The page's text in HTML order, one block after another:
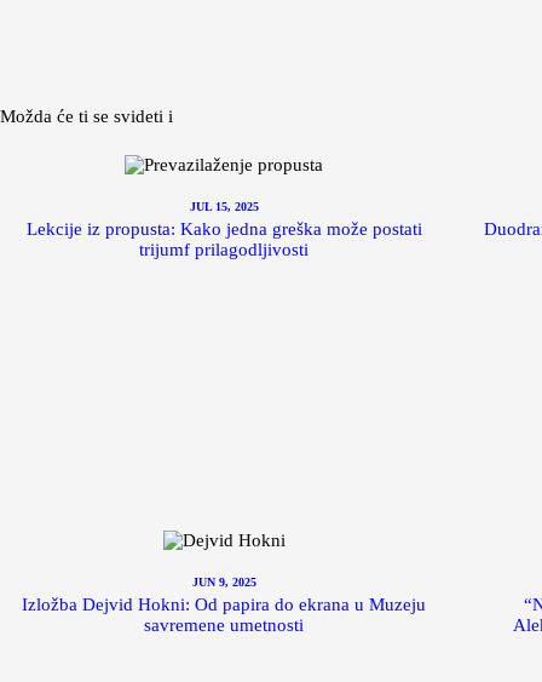
Možda će ti se svideti i
JUL 15, 2025
Lekcije iz propusta: Kako jedna greška može postati
trijumf prilagodljivosti
JUN 9, 2025
Izložba Dejvid Hokni: Od papira do ekrana u Muzeju
savremene umetnosti